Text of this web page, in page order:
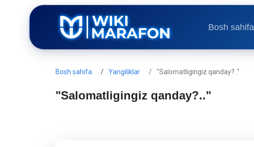
Bosh sahifa
Bosh sahifa Yangiliklar "Salomatligingiz qanday?.."
"Salomatligingiz qanday?.."